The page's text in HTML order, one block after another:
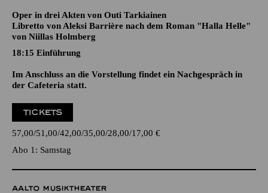
URAUFFÜHRUNG
DAY OF NIGHT
Oper in drei Akten von Outi Tarkiainen
von Niillas Holmberg
18:15 Einführung
Im Anschluss an die Vorstellung findet ein Nachgespräch in
der Cafeteria statt.
TICKETS
57,00 51,00 42,00 35,00 28,00 17,00€
Abo 1: Samstag